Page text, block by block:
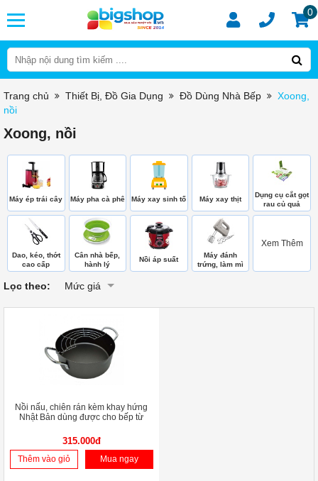
0
Trang chủ Thiết Bị, Đồ Gia Dụng Đồ Dùng Nhà Bếp
Xoong,
nồi
Xoong, nồi
Máy ép trái cây Máy pha cà phê Máy xay sinh tố Máy xay thịt
Dụng cụ cắt gọt
rau củ quả
Dao, kéo, thớt
cao cấp
Cân nhà bếp,
hành lý
Nồi áp suất
Máy đánh
trứng, làm mì
Xem Thêm
Lọc theo: Mức giá
Nồi nấu, chiên rán kèm khay hứng
Nhật Bản dùng được cho bếp từ
315.000đ
Thêm vào giỏ Mua ngay